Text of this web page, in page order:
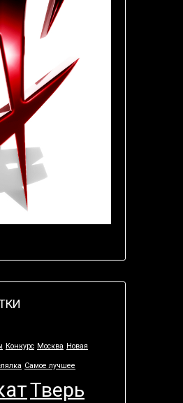
Конкурс Москва Новая
Самое лучшее
Тверь